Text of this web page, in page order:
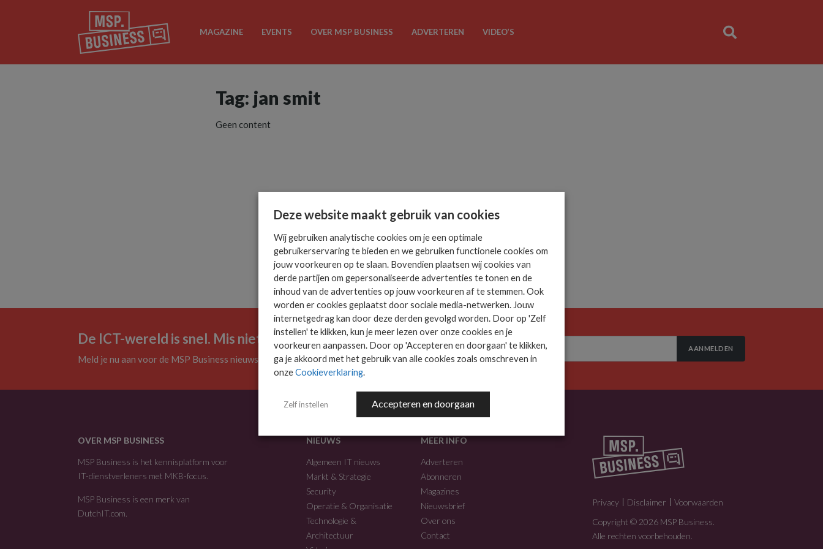
MAGAZINE EVENTS OVER MSP BUSINESS ADVERTEREN VIDEO’S
Tag: jan smit
Geen content
De ICT-wereld is snel. Mis niets.
Meld je nu aan voor de MSP Business nieuwsbrief.
AANMELDEN
OVER MSP BUSINESS
MSP Business is het kennisplatform voor
IT-dienstverleners met MKB-focus.
MSP Business is een merk van
DutchIT.com
NIEUWS
Algemeen IT nieuws
Markt & Strategie
Security
Operatie & Organisatie
Technologie &
Architectuur
MEER INFO
Adverteren
Abonneren
Magazines
Nieuwsbrief
Over ons
Contact
Privacy Disclaimer
Voorwaarden
Copyright © 2026 MSP Business.
Alle rechten voorbehouden.
Deze website maakt gebruik van cookies
Wij gebruiken analytische cookies om je een optimale
gebruikerservaring te bieden en we gebruiken functionele cookies om
jouw voorkeuren op te slaan. Bovendien plaatsen wij cookies van
derde partijen om gepersonaliseerde advertenties te tonen en de
inhoud van de advertenties op jouw voorkeuren af te stemmen. Ook
worden er cookies geplaatst door sociale media-netwerken. Jouw
internetgedrag kan door deze derden gevolgd worden. Door op 'Zelf
instellen' te klikken, kun je meer lezen over onze cookies en je
voorkeuren aanpassen. Door op 'Accepteren en doorgaan' te klikken,
ga je akkoord met het gebruik van alle cookies zoals omschreven in
onzeCookieverklaring.
Zelf instellen Accepteren en doorgaan